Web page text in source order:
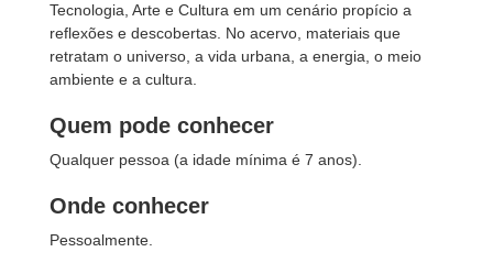
Tecnologia, Arte e Cultura em um cenário propício a
reflexões e descobertas. No acervo, materiais que
retratam o universo, a vida urbana, a energia, o meio
ambiente e a cultura.
Quem pode conhecer
Qualquer pessoa (a idade mínima é 7 anos).
Onde conhecer
Pessoalmente.